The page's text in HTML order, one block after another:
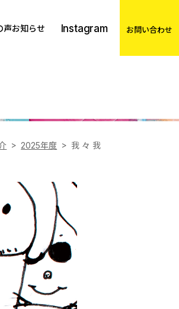
声お知らせ Instagram お問い合わせ
2025年度 我 々 我